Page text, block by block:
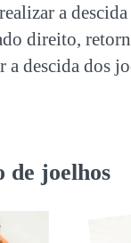
a
direito,
a descida dos
de joelhos